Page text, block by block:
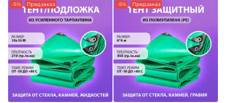
-5% Предзаказ -5% Предзаказ